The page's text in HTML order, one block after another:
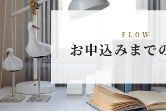
FLOW
お申込みまで